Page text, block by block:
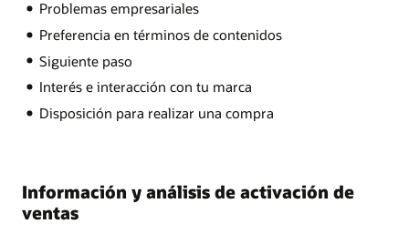
Problemas empresariales
Preferencia en términos de contenidos
Siguiente paso
Interés e interacción con tu marca
Disposición para realizar una compra
Información y análisis de activación de
ventas